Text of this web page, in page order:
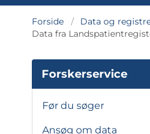
Forside Data og
Data fra
Forskerservice
Før du søger
Ansøg om data